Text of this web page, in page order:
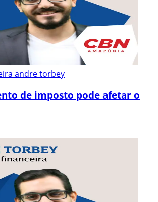
andre torbey
de imposto pode afetar o